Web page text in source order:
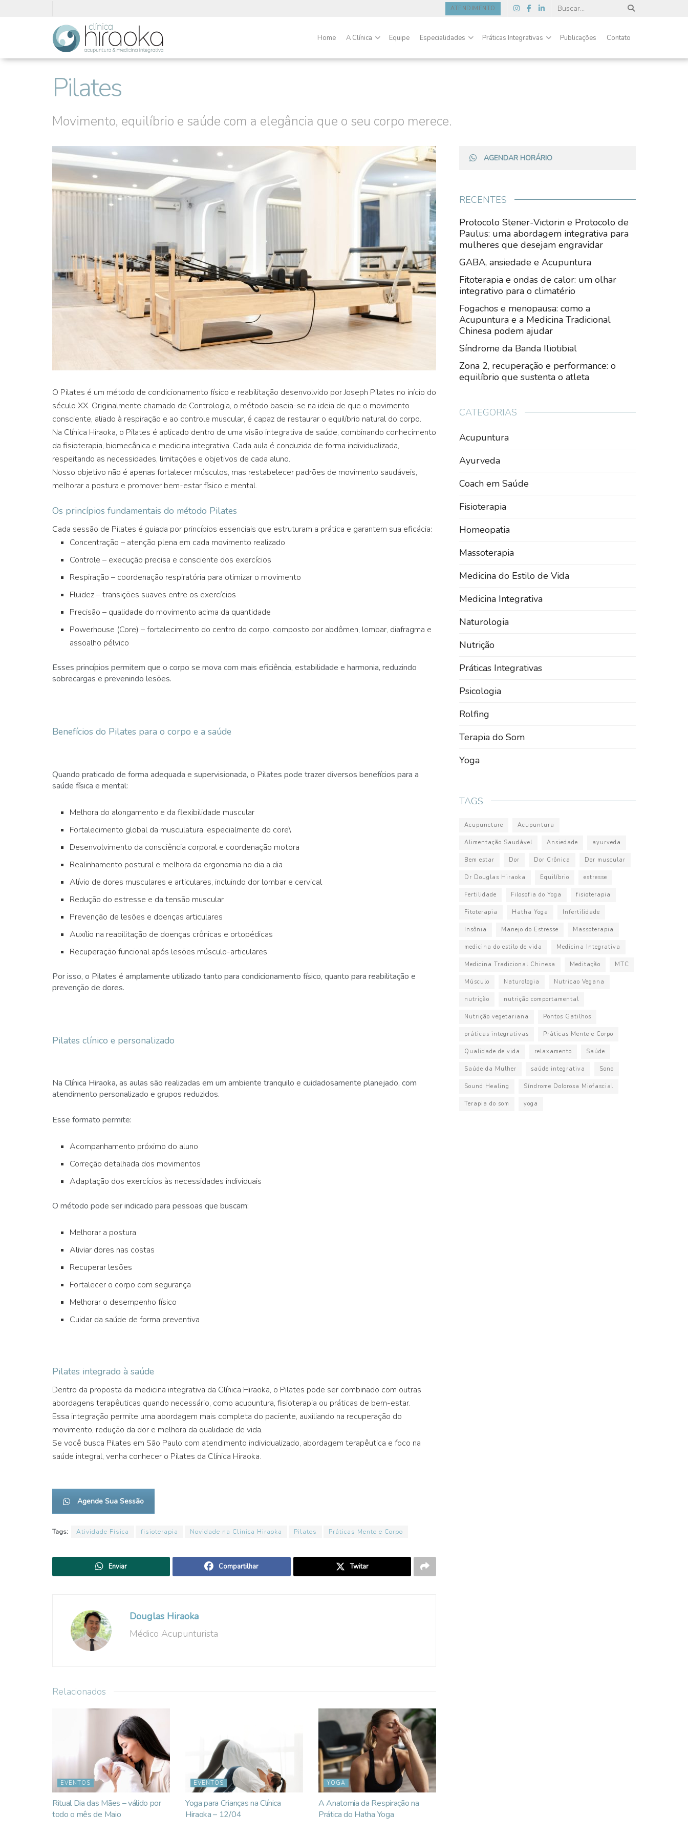
ATENDIMENTO
Home A Clínica Equipe Especialidades Práticas Integrativas Publicações Contato
Pilates
Movimento, equilíbrio e saúde com a elegância que o seu corpo merece.
O Pilates é um método de condicionamento físico e reabilitação desenvolvido por Joseph Pilates no início do
século XX. Originalmente chamado de Contrologia, o método baseia-se na ideia de que o movimento
consciente, aliado à respiração e ao controle muscular, é capaz de restaurar o equilíbrio natural do corpo.
Na Clínica Hiraoka, o Pilates é aplicado dentro de uma visão integrativa de saúde, combinando conhecimento
da fisioterapia, biomecânica e medicina integrativa. Cada aula é conduzida de forma individualizada,
respeitando as necessidades, limitações e objetivos de cada aluno.
Nosso objetivo não é apenas fortalecer músculos, mas restabelecer padrões de movimento saudáveis,
melhorar a postura e promover bem-estar físico e mental.
Os princípios fundamentais do método Pilates
Cada sessão de Pilates é guiada por princípios essenciais que estruturam a prática e garantem sua eficácia:
Concentração – atenção plena em cada movimento realizado
Controle – execução precisa e consciente dos exercícios
Respiração – coordenação respiratória para otimizar o movimento
Fluidez – transições suaves entre os exercícios
Precisão – qualidade do movimento acima da quantidade
Powerhouse (Core) – fortalecimento do centro do corpo, composto por abdômen, lombar, diafragma e
assoalho pélvico
Esses princípios permitem que o corpo se mova com mais eficiência, estabilidade e harmonia, reduzindo
sobrecargas e prevenindo lesões.
Benefícios do Pilates para o corpo e a saúde
Quando praticado de forma adequada e supervisionada, o Pilates pode trazer diversos benefícios para a
saúde física e mental:
Melhora do alongamento e da flexibilidade muscular
Fortalecimento global da musculatura, especialmente do core\
Desenvolvimento da consciência corporal e coordenação motora
Realinhamento postural e melhora da ergonomia no dia a dia
Alívio de dores musculares e articulares, incluindo dor lombar e cervical
Redução do estresse e da tensão muscular
Prevenção de lesões e doenças articulares
Auxílio na reabilitação de doenças crônicas e ortopédicas
Recuperação funcional após lesões músculo-articulares
Por isso, o Pilates é amplamente utilizado tanto para condicionamento físico, quanto para reabilitação e
prevenção de dores.
Pilates clínico e personalizado
Na Clínica Hiraoka, as aulas são realizadas em um ambiente tranquilo e cuidadosamente planejado, com
atendimento personalizado e grupos reduzidos.
Esse formato permite:
Acompanhamento próximo do aluno
Correção detalhada dos movimentos
Adaptação dos exercícios às necessidades individuais
O método pode ser indicado para pessoas que buscam:
Melhorar a postura
Aliviar dores nas costas
Recuperar lesões
Fortalecer o corpo com segurança
Melhorar o desempenho físico
Cuidar da saúde de forma preventiva
Pilates integrado à saúde
Dentro da proposta da medicina integrativa da Clínica Hiraoka, o Pilates pode ser combinado com outras
abordagens terapêuticas quando necessário, como acupuntura, fisioterapia ou práticas de bem-estar.
Essa integração permite uma abordagem mais completa do paciente, auxiliando na recuperação do
movimento, redução da dor e melhora da qualidade de vida.
Se você busca Pilates em São Paulo com atendimento individualizado, abordagem terapêutica e foco na
saúde integral, venha conhecer o Pilates da Clínica Hiraoka.
Agende Sua Sessão
Tags: Atividade Física fisioterapia Novidade na Clínica Hiraoka Pilates Práticas Mente e Corpo
Enviar Compartilhar Twitar
Douglas Hiraoka
Médico Acupunturista
Relacionados
EVENTOS
Ritual Dia das Mães – válido por
todo o mês de Maio
EVENTOS
Yoga para Crianças na Clínica
Hiraoka – 12/04
YOGA
A Anatomia da Respiração na
Prática do Hatha Yoga
AGENDAR HORÁRIO
RECENTES
Protocolo Stener-Victorin e Protocolo de
Paulus: uma abordagem integrativa para
mulheres que desejam engravidar
GABA, ansiedade e Acupuntura
Fitoterapia e ondas de calor: um olhar
integrativo para o climatério
Fogachos e menopausa: como a
Acupuntura e a Medicina Tradicional
Chinesa podem ajudar
Síndrome da Banda Iliotibial
Zona 2, recuperação e performance: o
equilíbrio que sustenta o atleta
CATEGORIAS
Acupuntura
Ayurveda
Coach em Saúde
Fisioterapia
Homeopatia
Massoterapia
Medicina do Estilo de Vida
Medicina Integrativa
Naturologia
Nutrição
Práticas Integrativas
Psicologia
Rolfing
Terapia do Som
Yoga
TAGS
Acupuncture Acupuntura
Alimentação Saudável Ansiedade ayurveda
Bem estar Dor Dor Crônica Dor muscular
Dr Douglas Hiraoka Equilíbrio estresse
Fertilidade Filosofia do Yoga fisioterapia
Fitoterapia Hatha Yoga Infertilidade
Insônia Manejo do Estresse Massoterapia
medicina do estilo de vida Medicina Integrativa
Medicina Tradicional Chinesa Meditação MTC
Músculo Naturologia Nutricao Vegana
nutrição nutrição comportamental
Nutrição vegetariana Pontos Gatilhos
práticas integrativas Práticas Mente e Corpo
Qualidade de vida relaxamento Saúde
Saúde da Mulher saúde integrativa Sono
Sound Healing Síndrome Dolorosa Miofascial
Terapia do som yoga